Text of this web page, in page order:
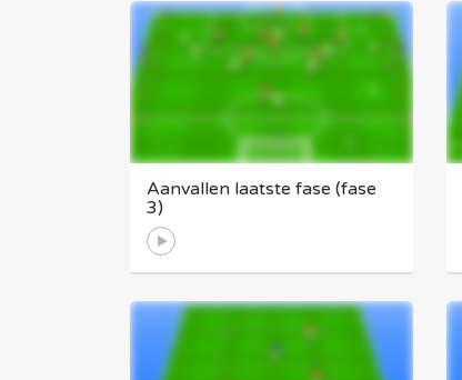
Aanvallen laatste fase (fase
3)